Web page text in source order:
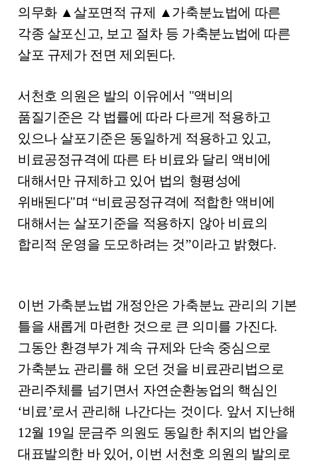
의무화 ▲ 살포면적 규제 ▲가축분뇨법에 따른
각종 살포신고, 보고 절차 등 가축분뇨법에 따른
살포 규제가 전면 제외된다.
서천호 의원은 발의 이유에서 "액비의
품질기준은 각 법률에 따라 다르게 적용하고
있으나 살포기준은 동일하게 적용하고 있고,
비료공정규격에 따른 타 비료와 달리 액비에
대해서만 규제하고 있어 법의 형평성에
위배된다"며 “비료공정규격에 적합한 액비에
대해서는 살포기준을 적용하지 않아 비료의
합리적 운영을 도모하려는 것”이라고 밝혔다.
이번 가축분뇨법 개정안은 가축분뇨 관리의 기본
틀을 새롭게 마련한 것으로 큰 의미를 가진다.
그동안 환경부가 계속 규제와 단속 중심으로
가축분뇨 관리를 해 오던 것을 비료관리법으로
관리주체를 넘기면서 자연순환농업의 핵심인
‘비료’로서 관리해 나간다는 것이다. 앞서 지난해
12월 19일 문금주 의원도 동일한 취지의 법안을
대표발의한 바 있어 , 이번 서천호 의원의 발의로